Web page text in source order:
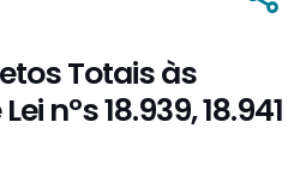
Totais às
nºs 18.939, 18.941